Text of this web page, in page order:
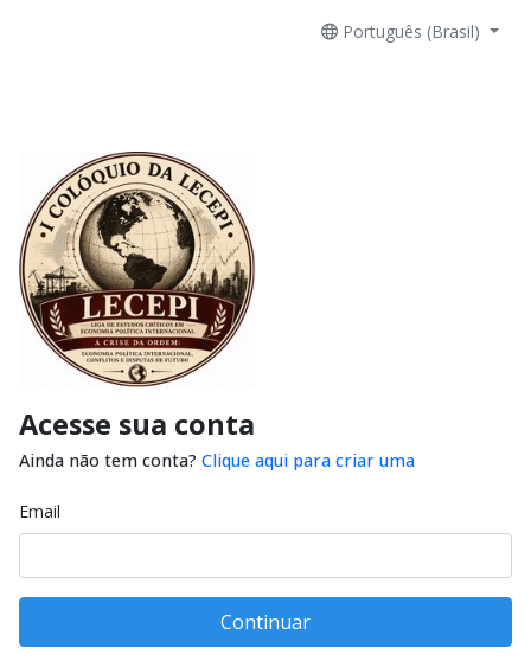
Português (Brasil)
Acesse sua conta
Ainda não tem conta? Clique aqui para criar uma
Email
Continuar